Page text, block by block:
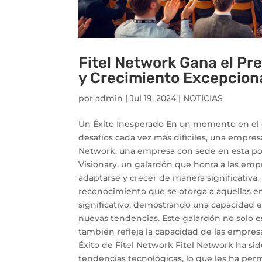
Fitel Network Gana el
y Crecimiento
poradmin |Jul 19, 2024 | NOTICIAS
Un Éxito Inesperado En un momento en
desafíos cada vez más difíciles, una
Network, una empresa con sede en esta
Visionary, un galardón que honra a las
adaptarse y crecer de manera significativa.
reconocimiento que se otorga a aquellas
significativo, demostrando una capacidad
nuevas tendencias. Este galardón no solo
también refleja la capacidad de las
Éxito de Fitel Network Fitel Network ha
tendencias tecnológicas, lo que les ha